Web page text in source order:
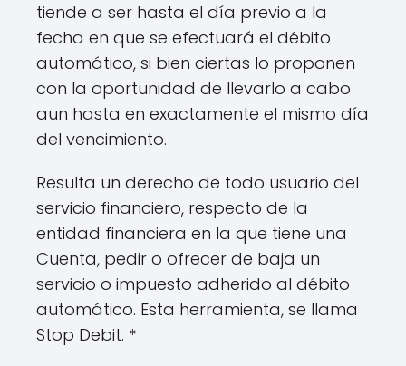
tiende a ser hasta el día previo a la
fecha en que se efectuará el débito
automático, si bien ciertas lo proponen
con la oportunidad de llevarlo a cabo
aun hasta en exactamente el mismo día
del vencimiento.
Resulta un derecho de todo usuario del
servicio financiero, respecto de la
entidad financiera en la que tiene una
Cuenta, pedir o ofrecer de baja un
servicio o impuesto adherido al débito
automático. Esta herramienta, se llama
Stop Debit. *